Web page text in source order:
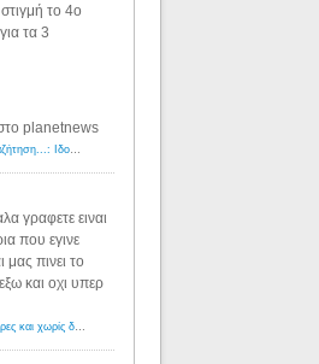
το 4ο
τα 3
planetnews
Λόγιος Ερμής | Η γνώση ξεκινάει με την αναζήτηση...: Ιδού οι 18 που χρωστούν 11 δις ευρώ!
γραφετε ειναι
που εγινε
πινει το
και οχι υπερ
Εφορία: Κατάσχονται όλα ύστερα από 30 μέρες και χωρίς δικαστικές αποφάσεις - Λόγιος Ερμής